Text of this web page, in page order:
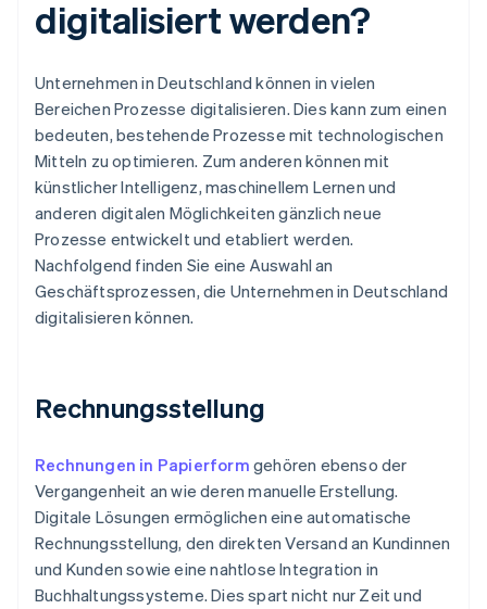
digitalisiert werden?
Unternehmen in Deutschland können in vielen
Bereichen Prozesse digitalisieren. Dies kann zum einen
bedeuten, bestehende Prozesse mit technologischen
Mitteln zu optimieren. Zum anderen können mit
künstlicher Intelligenz, maschinellem Lernen und
anderen digitalen Möglichkeiten gänzlich neue
Prozesse entwickelt und etabliert werden.
Nachfolgend finden Sie eine Auswahl an
Geschäftsprozessen, die Unternehmen in Deutschland
digitalisieren können.
Rechnungsstellung
Rechnungen in Papierform gehören ebenso der
Vergangenheit an wie deren manuelle Erstellung.
Digitale Lösungen ermöglichen eine automatische
Rechnungsstellung, den direkten Versand an Kundinnen
und Kunden sowie eine nahtlose Integration in
Buchhaltungssysteme. Dies spart nicht nur Zeit und